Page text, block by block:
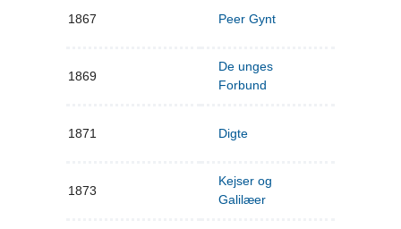
1867 Peer Gynt
1869
De unges
Forbund
1871 Digte
1873
Kejser og
Galilæer